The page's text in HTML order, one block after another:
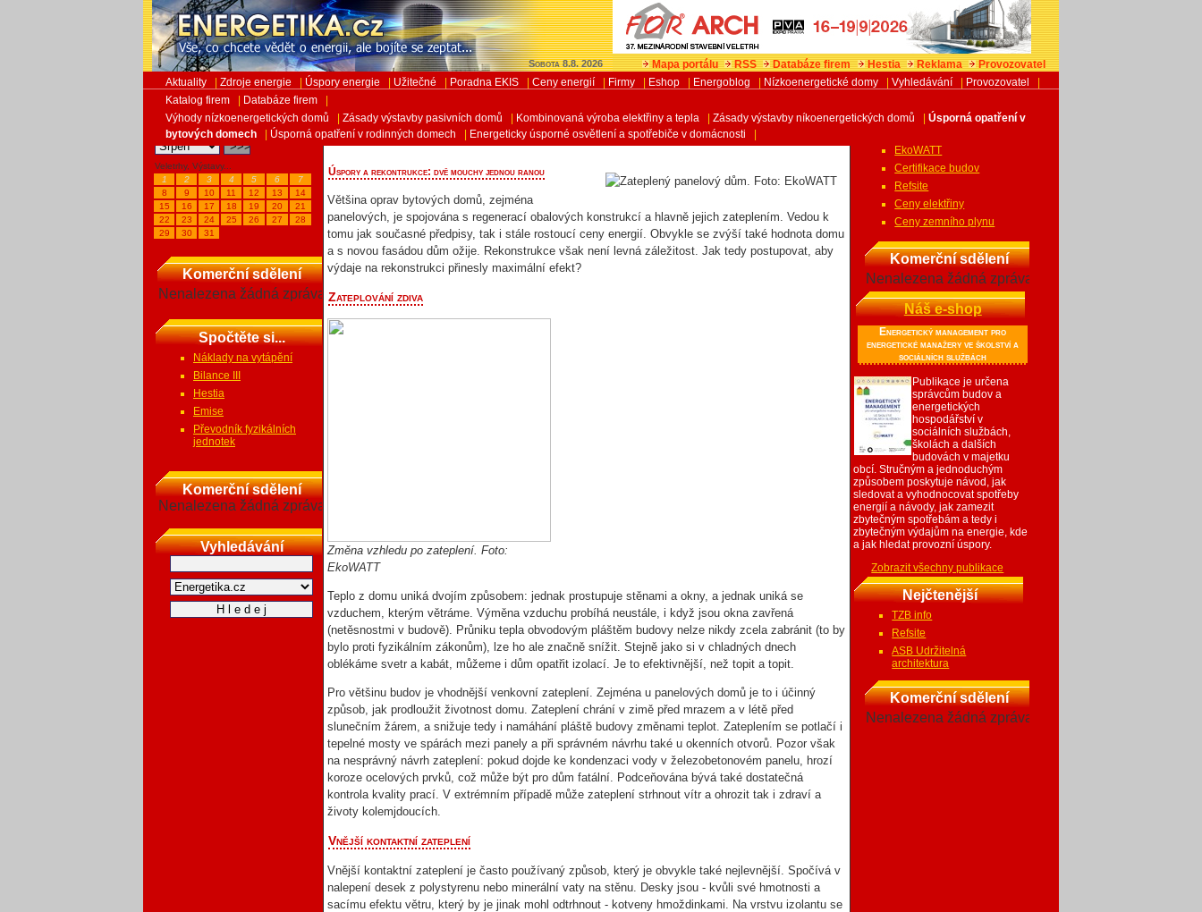
Sobota 8.8. 2026 Mapa portálu RSS Databáze firem Hestia Reklama
Provozovatel
Aktuality
Zdroje energie Úspory energie Užitečné Poradna EKIS Ceny energií Firmy Eshop Energoblog Nízkoenergetické domy Vyhledávání Provozovatel
Katalog firem
Databáze firem
Výhody nízkoenergetických domů
Zásady výstavby pasivních domů Kombinovaná výroba elektřiny a tepla Zásady výstavby níkoenergetických domů
Úsporná opatření v
bytových domech
Úsporná opatření v rodinných domech Energeticky úsporné osvětlení a spotřebiče v domácnosti
Kalendář akcí
Veletrhy, Výstavy...
1
2 3 4 5 6
7
8
9 10 11 12 13
14
15
16 17 18 19 20
21
22
23 24 25 26 27
28
29
30 31
Komerční sdělení
Nenalezena žádná zpráva
Spočtěte si...
Náklady na vytápění
Bilance III
Hestia
Emise
Převodník fyzikálních
jednotek
Komerční sdělení
Nenalezena žádná zpráva
Vyhledávání
Úsporná opatření v bytových domech
Úspory a rekontrukce: dvě mouchy jednou ranou
Většina oprav bytových domů, zejména
panelových, je spojována s regenerací obalových konstrukcí a hlavně jejich zateplením. Vedou k
tomu jak současné předpisy, tak i stále rostoucí ceny energií. Obvykle se zvýší také hodnota domu
a s novou fasádou dům ožije. Rekonstrukce však není levná záležitost. Jak tedy postupovat, aby
výdaje na rekonstrukci přinesly maximální efekt?
Zateplování zdiva
Změna vzhledu po zateplení. Foto:
EkoWATT
Teplo z domu uniká dvojím způsobem: jednak prostupuje stěnami a okny, a jednak uniká se
vzduchem, kterým větráme. Výměna vzduchu probíhá neustále, i když jsou okna zavřená
(netěsnostmi v budově). Průniku tepla obvodovým pláštěm budovy nelze nikdy zcela zabránit (to by
bylo proti fyzikálním zákonům), lze ho ale značně snížit. Stejně jako si v chladných dnech
oblékáme svetr a kabát, můžeme i dům opatřit izolací. Je to efektivnější, než topit a topit.
Pro většinu budov je vhodnější venkovní zateplení. Zejména u panelových domů je to i účinný
způsob, jak prodloužit životnost domu. Zateplení chrání v zimě před mrazem a v létě před
slunečním žárem, a snižuje tedy i namáhání pláště budovy změnami teplot. Zateplením se potlačí i
tepelné mosty ve spárách mezi panely a při správném návrhu také u okenních otvorů. Pozor však
na nesprávný návrh zateplení: pokud dojde ke kondenzaci vody v železobetonovém panelu, hrozí
koroze ocelových prvků, což může být pro dům fatální. Podceňována bývá také dostatečná
kontrola kvality prací. V extrémním případě může zateplení strhnout vítr a ohrozit tak i zdraví a
životy kolemjdoucích.
Vnější kontaktní zateplení
Vnější kontaktní zateplení je často používaný způsob, který je obvykle také nejlevnější. Spočívá v
nalepení desek z polystyrenu nebo minerální vaty na stěnu. Desky jsou - kvůli své hmotnosti a
sacímu efektu větru, který by je jinak mohl odtrhnout - kotveny hmoždinkami. Na vrstvu izolantu se
Doporučujeme
EkoWATT
Certifikace budov
Refsite
Ceny elektřiny
Ceny zemního plynu
Komerční sdělení
Nenalezena žádná zpráva
Náš e-shop
Energetický management pro
energetické manažery ve školství a
sociálních službách
Publikace je určena
správcům budov a
energetických
hospodářství v
sociálních službách,
školách a dalších
budovách v majetku
obcí. Stručným a jednoduchým
způsobem poskytuje návod, jak
sledovat a vyhodnocovat spotřeby
energií a návody, jak zamezit
zbytečným spotřebám a tedy i
zbytečným výdajům na energie, kde
a jak hledat provozní úspory.
Zobrazit všechny publikace
Nejčtenější
TZB info
Refsite
ASB Udržitelná
architektura
Komerční sdělení
Nenalezena žádná zpráva